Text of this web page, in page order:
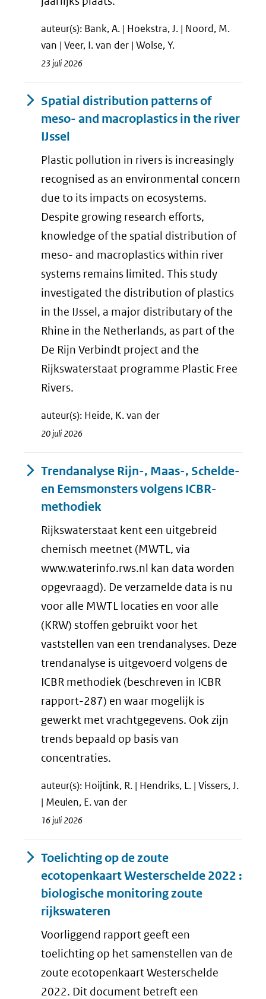
auteur(s): Bank, A. | Hoekstra, J. | Noord, M.
van | Veer, I. van der | Wolse, Y.
23 juli 2026
Spatial distribution patterns of
meso- and macroplastics in the river
IJssel
Plastic pollution in rivers is increasingly
recognised as an environmental concern
due to its impacts on ecosystems.
Despite growing research efforts,
knowledge of the spatial distribution of
meso- and macroplastics within river
systems remains limited. This study
investigated the distribution of plastics
in the IJssel, a major distributary of the
Rhine in the Netherlands, as part of the
De Rijn Verbindt project and the
Rijkswaterstaat programme Plastic Free
Rivers.
auteur(s): Heide, K. van der
20 juli 2026
Trendanalyse Rijn-, Maas-, Schelde-
en Eemsmonsters volgens ICBR-
methodiek
Rijkswaterstaat kent een uitgebreid
chemisch meetnet (MWTL, via
www.waterinfo.rws.nl kan data worden
opgevraagd). De verzamelde data is nu
voor alle MWTL locaties en voor alle
(KRW) stoffen gebruikt voor het
vaststellen van een trendanalyses. Deze
trendanalyse is uitgevoerd volgens de
ICBR methodiek (beschreven in ICBR
rapport-287) en waar mogelijk is
gewerkt met vrachtgegevens. Ook zijn
trends bepaald op basis van
concentraties.
auteur(s): Hoijtink, R. | Hendriks, L. | Vissers, J.
| Meulen, E. van der
16 juli 2026
Toelichting op de zoute
ecotopenkaart Westerschelde 2022 :
biologische monitoring zoute
rijkswateren
Voorliggend rapport geeft een
toelichting op het samenstellen van de
zoute ecotopenkaart Westerschelde
2022. Dit document betreft een